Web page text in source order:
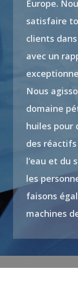
Europe.
satisfaire
clients
avec un
Nous
domaine
huiles pour
des
l’eau et du
les
faisons
machines